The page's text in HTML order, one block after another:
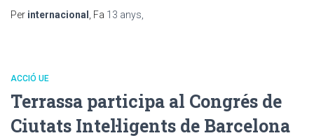
Per internacional , Fa 13 anys
ACCIÓ UE
Terrassa participa al Congrés de
Ciutats Intel·ligents de Barcelona